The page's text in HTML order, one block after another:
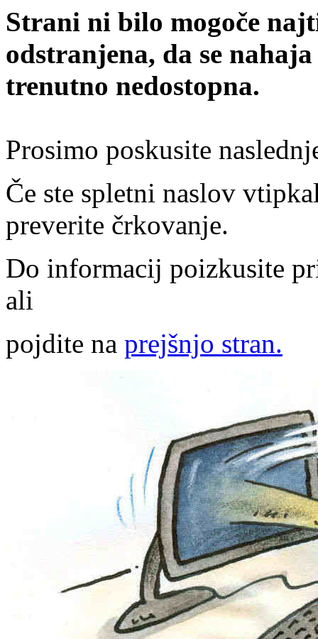
Strani ni bilo mogoče
odstranjena, da se
trenutno nedostopna.
Prosimo poskusite
Če ste spletni naslov
preverite črkovanje.
Do informacij poizkusite
ali
pojdite na prejšnjo stran.